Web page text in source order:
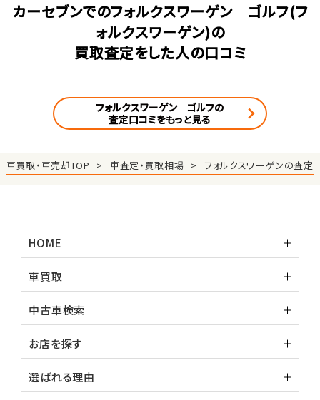
カーセブンでのフォルクスワーゲン ゴルフ(フ
ォルクスワーゲン)の
買取査定をした人の口コミ
フォルクスワーゲン ゴルフの
査定口コミをもっと見る
車買取・車売却TOP 車査定・買取相場 フォルクスワーゲンの査定
HOME
車買取
中古車検索
お店を探す
選ばれる理由